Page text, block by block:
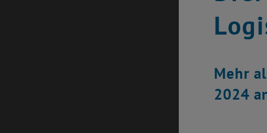
Mehr
2024